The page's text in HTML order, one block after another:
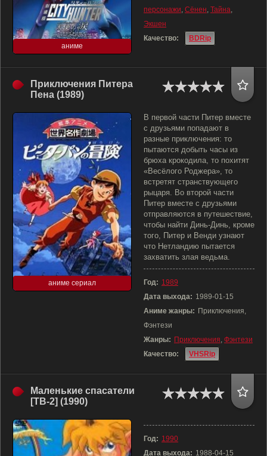
аниме
персонажи, Сёнен, Тайна,
Экшен
Качество:
BDRip
Приключения Питера
Пена (1989)
аниме сериал
В первой части Питер вместе
с друзьями попадают в
разные приключения: то
пытаются добыть часы из
брюха крокодила, то похитят
«Весёлого Роджера», то
встретят странствующего
рыцаря. Во второй части
Питер вместе с друзьями
отправляются в путешествие,
чтобы найти Динь-Динь, кроме
того, Питер и Венди узнают
что Нетландию пытается
захватить злая ведьма.
Год: 1989
Дата выхода: 1989-01-15
Аниме жанры: Приключения,
Фэнтези
Жанры: Приключения, Фэнтези
Качество:
VHSRip
Маленькие спасатели
[ТВ-2] (1990)
Год: 1990
Дата выхода: 1988-04-15